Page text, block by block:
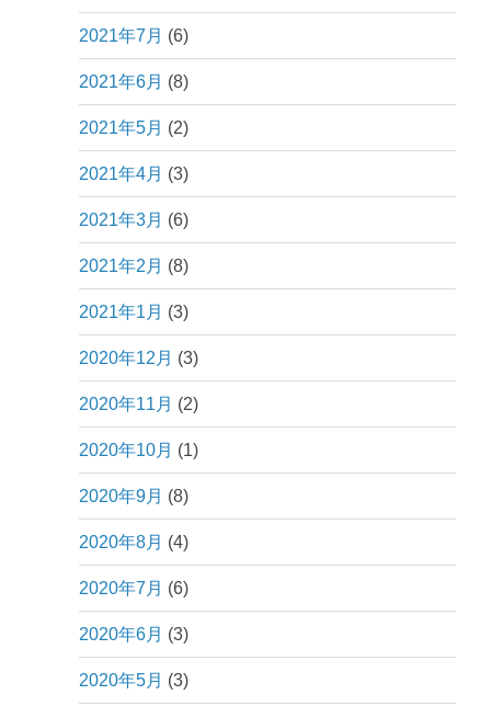
2021年7月 (6)
2021年6月 (8)
2021年5月 (2)
2021年4月 (3)
2021年3月 (6)
2021年2月 (8)
2021年1月 (3)
2020年12月 (3)
2020年11月 (2)
2020年10月 (1)
2020年9月 (8)
2020年8月 (4)
2020年7月 (6)
2020年6月 (3)
2020年5月 (3)